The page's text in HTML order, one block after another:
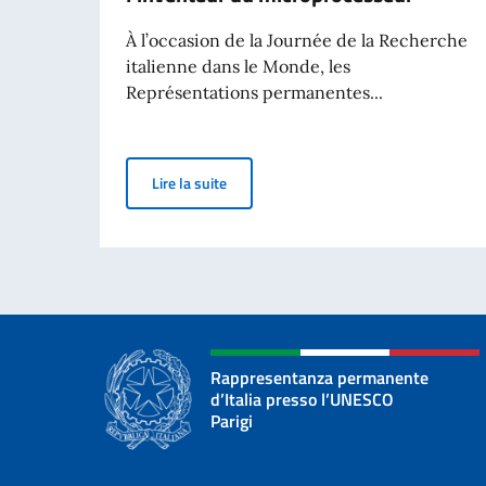
À l’occasion de la Journée de la Recherche
italienne dans le Monde, les
Représentations permanentes...
Lire la suitePour la Journée de la Recherche
Rappresentanza permanente
d’Italia presso l’UNESCO
Parigi